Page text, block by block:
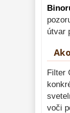
útvar
Filter
voči